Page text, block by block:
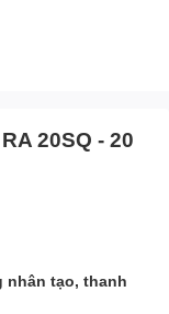
20SQ - 20
nhân tạo, thanh